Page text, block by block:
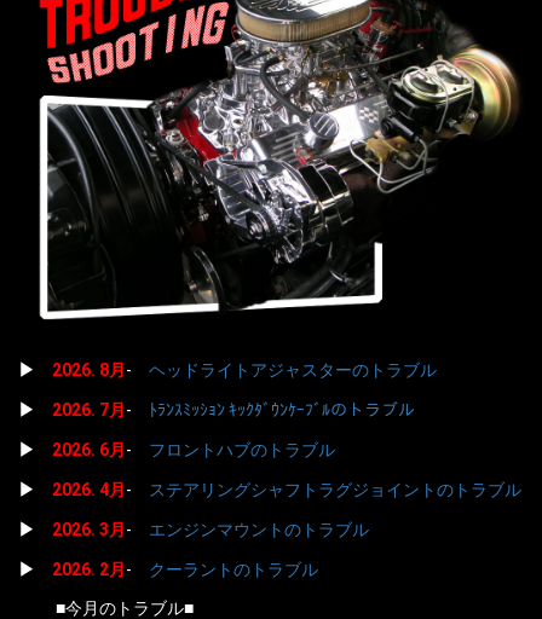
▶ 2026. 8月 - ヘッドライトアジャスターのトラブル
▶ 2026. 7月 - ﾄﾗﾝｽﾐｯｼｮﾝ ｷｯｸﾀﾞｳﾝｹｰﾌﾞﾙのトラブル
▶ 2026. 6月 - フロントハブのトラブル
▶ 2026. 4月 - ステアリングシャフトラグジョイントのトラブル
▶ 2026. 3 月 - エンジンマウントのトラブル
▶ 2026. 2月 - クーラントのトラブル
■今月のトラブル■